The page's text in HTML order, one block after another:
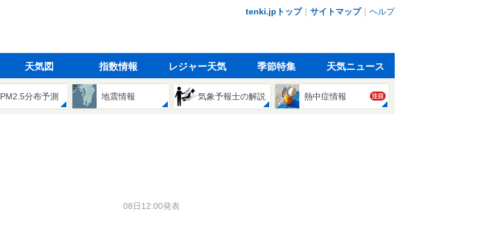
tenki.jpトップ｜ サイトマップ｜ ヘルプ
天気図 指数情報 レジャー天気 季節特集 天気ニュース
PM2.5分布予測 地震情報 気象予報士の解説 熱中症情報 注目
08日12:00発表